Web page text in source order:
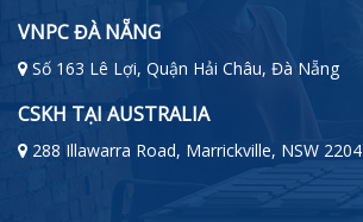
VNPC ĐÀ NẴNG
Số 163 Lê Lợi, Quận Hải Châu, Đà Nẵng
CSKH TẠI AUSTRALIA
288 Illawarra Road, Marrickville, NSW 2204